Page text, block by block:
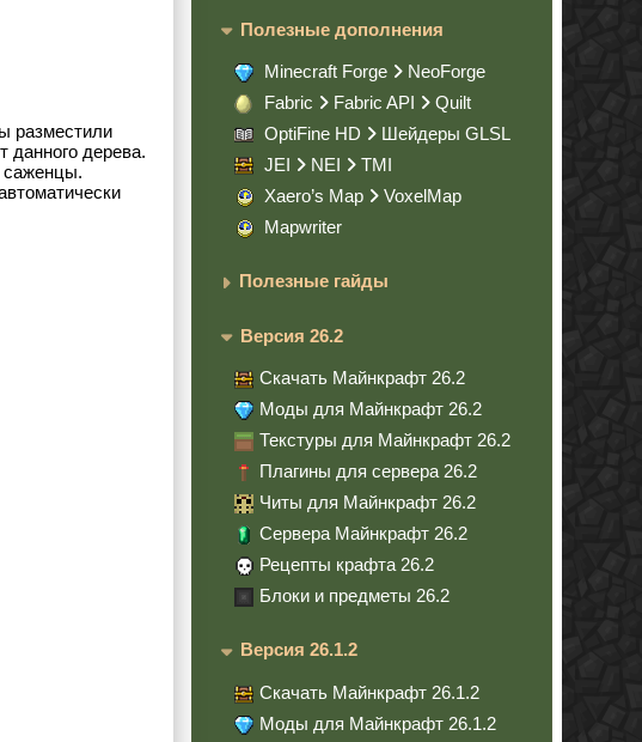
разместили
данного дерева.
саженцы.
Полезные дополнения
Minecraft Forge
NeoForge
Fabric
Fabric API
Quilt
OptiFine HD
Шейдеры GLSL
JEI
NEI
TMI
Xaero’s Map
VoxelMap
Mapwriter
Полезные гайды
Версия 26.2
Скачать Майнкрафт 26.2
Моды для Майнкрафт 26.2
Текстуры для Майнкрафт 26.2
Плагины для сервера 26.2
Читы для Майнкрафт 26.2
Сервера Майнкрафт 26.2
Рецепты крафта 26.2
Блоки и предметы 26.2
Версия 26.1.2
Скачать Майнкрафт 26.1.2
Моды для Майнкрафт 26.1.2